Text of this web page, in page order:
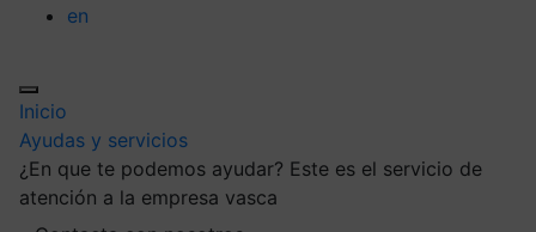
en
Inicio
Ayudas y servicios
¿En que te podemos ayudar? Este es el servicio de
atención a la empresa vasca